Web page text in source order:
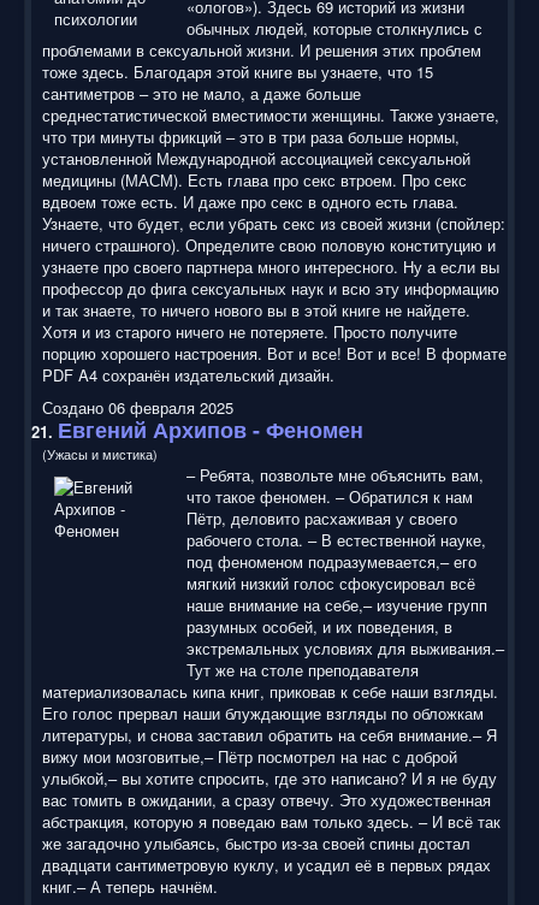
«ологов»). Здесь 69 историй из жизни
обычных людей, которые столкнулись с
проблемами в сексуальной жизни. И решения этих проблем
тоже здесь. Благодаря этой книге вы узнаете, что 15
сантиметров – это не мало, а даже больше
среднестатистической вместимости женщины. Также узнаете,
что три минуты фрикций – это в три раза больше нормы,
установленной Международной ассоциацией сексуальной
медицины (МАСМ). Есть глава про секс втроем. Про секс
вдвоем тоже есть. И даже про секс в одного есть глава.
Узнаете, что будет, если убрать секс из своей жизни (спойлер:
ничего страшного). Определите свою половую конституцию и
узнаете про своего партнера много интересного. Ну а если вы
профессор до фига сексуальных наук и всю эту информацию
и так знаете, то ничего нового вы в этой книге не найдете.
Хотя и из старого ничего не потеряете. Просто получите
порцию хорошего настроения. Вот и все! Вот и все! В формате
PDF A4 сохранён издательский дизайн.
Создано 06 февраля 2025
21. Евгений Архипов - Феномен
(Ужасы и мистика)
– Ребята, позвольте мне объяснить вам,
что такое феномен. – Обратился к нам
Пётр, деловито расхаживая у своего
рабочего стола. – В естественной науке,
под феноменом подразумевается,– его
мягкий низкий голос сфокусировал всё
наше внимание на себе,– изучение групп
разумных особей, и их поведения, в
экстремальных условиях для выживания.–
Тут же на столе преподавателя
материализовалась кипа книг, приковав к себе наши взгляды.
Его голос прервал наши блуждающие взгляды по обложкам
литературы, и снова заставил обратить на себя внимание.– Я
вижу мои мозговитые,– Пётр посмотрел на нас с доброй
улыбкой,– вы хотите спросить, где это написано? И я не буду
вас томить в ожидании, а сразу отвечу. Это художественная
абстракция, которую я поведаю вам только здесь. – И всё так
же загадочно улыбаясь, быстро из-за своей спины достал
двадцати сантиметровую куклу, и усадил её в первых рядах
книг.– А теперь начнём.